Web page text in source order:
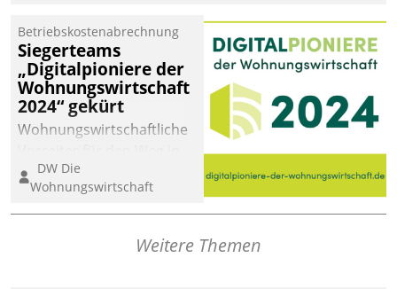
Betriebskostenabrechnung
Siegerteams
„Digitalpioniere der
Wohnungswirtschaft
2024“ gekürt
Wohnungswirtschaftliche
eine digitale Zukunft zu
finden, ist das Ziel des
Awards „Digitalpioniere
Wohnungswirtschaft“.
DW Die
Wohnungswirtschaft
Weitere Themen